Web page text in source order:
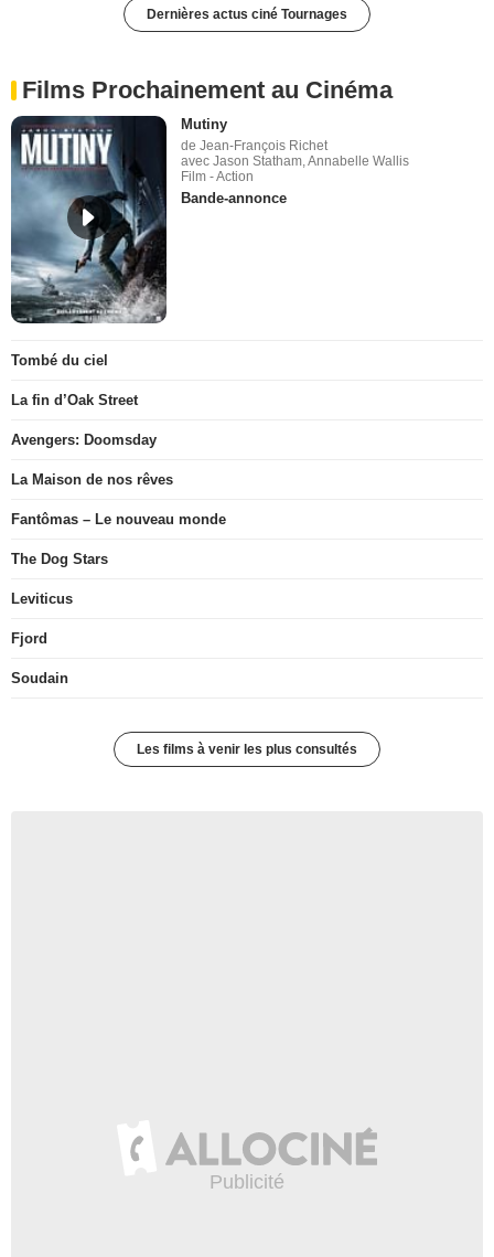
Dernières actus ciné Tournages
Films Prochainement au Cinéma
Mutiny
de Jean-François Richet
avec Jason Statham, Annabelle Wallis
Film - Action
Bande-annonce
Tombé du ciel
La fin d’Oak Street
Avengers: Doomsday
La Maison de nos rêves
Fantômas – Le nouveau monde
The Dog Stars
Leviticus
Fjord
Soudain
Les films à venir les plus consultés